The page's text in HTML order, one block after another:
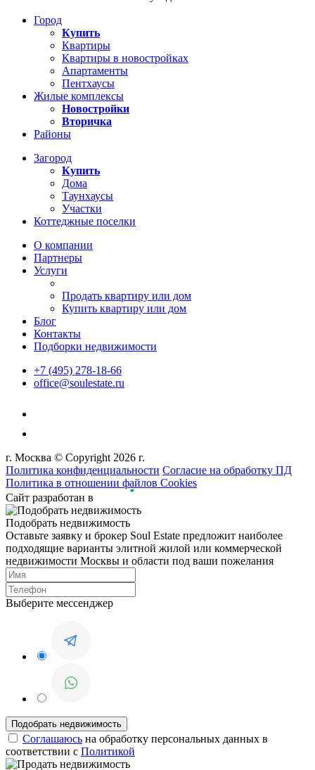
Город
Купить
Квартиры
Квартиры в новостройках
Апартаменты
Пентхаусы
Жилые комплексы
Новостройки
Вторичка
Районы
Загород
Купить
Дома
Таунхаусы
Участки
Коттеджные поселки
О компании
Партнеры
Услуги
Продать квартиру или дом
Купить квартиру или дом
Блог
Контакты
Подборки недвижимости
+7 (495) 278-18-66
office@soulestate.ru
г. Москва © Copyright 2026 г.
Политика конфиденциальности Согласие на обработку ПД
Политика в отношении файлов Cookies
Сайт разработан в
Подобрать недвижимость
Оставьте заявку и брокер Soul Estate предложит наиболее
подходящие варианты элитной жилой или коммерческой
недвижимости Москвы и области под ваши пожелания
Выберите мессенджер
Соглашаюсь на обработку персональных данных в
соответствии с Политикой